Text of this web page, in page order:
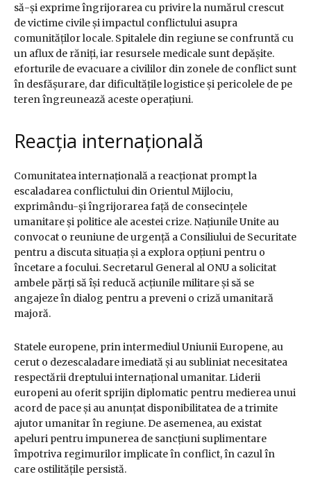
să-și exprime îngrijorarea cu privire la numărul crescut
de victime civile și impactul conflictului asupra
comunităților locale. Spitalele din regiune se confruntă cu
un aflux de răniți, iar resursele medicale sunt depășite.
eforturile de evacuare a civililor din zonele de conflict sunt
în desfășurare, dar dificultățile logistice și pericolele de pe
teren îngreunează aceste operațiuni.
Reacția internațională
Comunitatea internațională a reacționat prompt la
escaladarea conflictului din Orientul Mijlociu,
exprimându-și îngrijorarea față de consecințele
umanitare și politice ale acestei crize. Națiunile Unite au
convocat o reuniune de urgență a Consiliului de Securitate
pentru a discuta situația și a explora opțiuni pentru o
încetare a focului. Secretarul General al ONU a solicitat
ambele părți să își reducă acțiunile militare și să se
angajeze în dialog pentru a preveni o criză umanitară
majoră.
Statele europene, prin intermediul Uniunii Europene, au
cerut o dezescaladare imediată și au subliniat necesitatea
respectării dreptului internațional umanitar. Liderii
europeni au oferit sprijin diplomatic pentru medierea unui
acord de pace și au anunțat disponibilitatea de a trimite
ajutor umanitar în regiune. De asemenea, au existat
apeluri pentru impunerea de sancțiuni suplimentare
împotriva regimurilor implicate în conflict, în cazul în
care ostilitățile persistă.